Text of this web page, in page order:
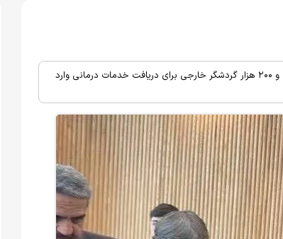
وزیر میراث‌فرهنگی، گردشگری و صنایع‌دستی: در سال ۱۴۰۳ بیش از یک میلیون و ۲۰۰ هزار گردشگر خارجی برای دریافت خدمات درمانی وارد